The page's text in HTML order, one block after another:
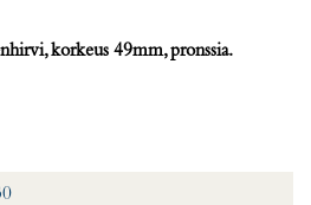
korkeus 49mm, pronssia.